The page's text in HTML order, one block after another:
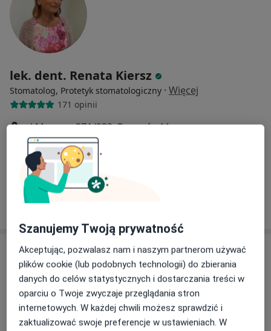
lek. dent. Renata Kiersz
Stomatolog, Protetyk stomatologiczny · Więcej
171 opinii
ul.Murawa 37A/232, Poznań•Mapa
Gabinet Stomatologiczno-Protetyczny FIOLETDENT
Konsultacja stomatologiczna
Poproś o wizytę
Szanujemy Twoją prywatność
Akceptując, pozwalasz nam i naszym partnerom używać
plików cookie (lub podobnych technologii) do zbierania
danych do celów statystycznych i dostarczania treści w
oparciu o Twoje zwyczaje przeglądania stron
internetowych. W każdej chwili możesz sprawdzić i
zaktualizować swoje preferencje w ustawieniach. W